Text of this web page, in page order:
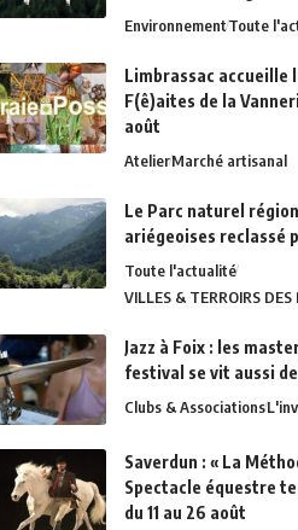
EnvironnementToute
Limbrassac accueille
F(ê)aites de la
août
AtelierMarché artisanal
Le Parc naturel
ariégeoises reclassé
Toute l'actualité
VILLES & TERROIRS DES
Jazz à Foix : les
festival se vit aussi
Clubs & Associations
Saverdun : « La
Spectacle équestre
du 11 au 26 août